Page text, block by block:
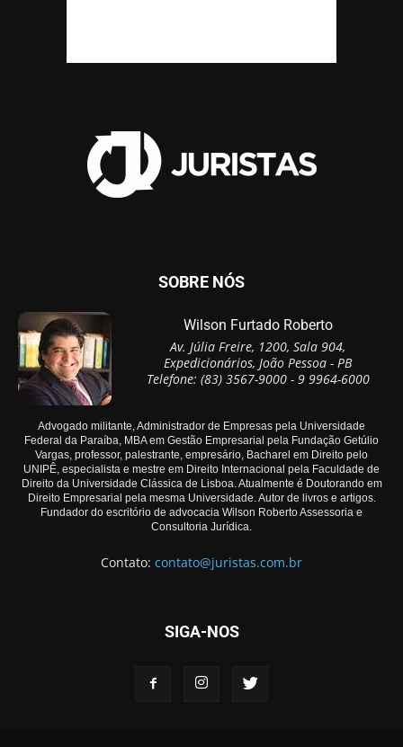
SOBRE NÓS
Wilson Furtado Roberto
Av. Júlia Freire, 1200, Sala 904,
Expedicionários, João Pessoa - PB
Telefone: (83) 3567-9000 - 9 9964-6000
Advogado militante, Administrador de Empresas pela Universidade
Federal da Paraíba, MBA em Gestão Empresarial pela Fundação Getúlio
Vargas, professor, palestrante, empresário, Bacharel em Direito pelo
UNIPÊ, especialista e mestre em Direito Internacional pela Faculdade de
Direito da Universidade Clássica de Lisboa. Atualmente é Doutorando em
Direito Empresarial pela mesma Universidade. Autor de livros e artigos.
Fundador do escritório de advocacia Wilson Roberto Assessoria e
Consultoria Jurídica.
Contato: contato@juristas.com.br
SIGA-NOS